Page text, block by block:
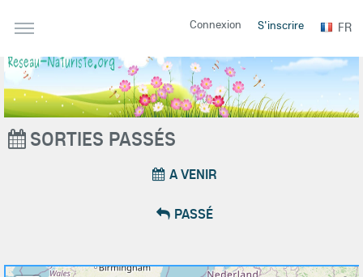
Connexion S'inscrire FR
SORTIES PASSÉS
A VENIR
PASSÉ